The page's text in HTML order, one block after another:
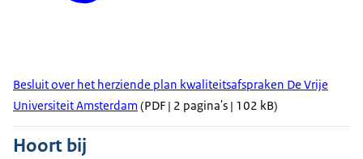
Besluit over het herziende plan kwaliteitsafspraken De Vrije
Universiteit Amsterdam (PDF | 2 pagina's | 102 kB)
Hoort bij